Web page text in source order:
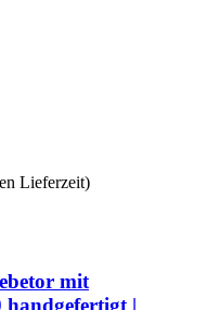
Lieferzeit)
mit
|